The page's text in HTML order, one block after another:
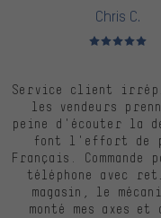
Chris C.
Note moyenne :
Service client
les vendeurs
peine d'écouter la
font l'effort de
Français. Commande
téléphone avec
magasin, le
monté mes axes et